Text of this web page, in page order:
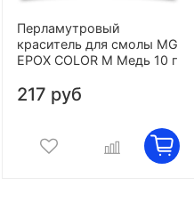
Перламутровый
краситель для смолы MG
EPOX COLOR M Медь 10 г
217 руб